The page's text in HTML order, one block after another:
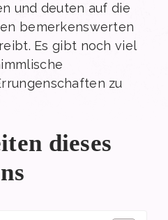
und deuten auf die
bemerkenswerten
Es gibt noch viel
zu
dieses